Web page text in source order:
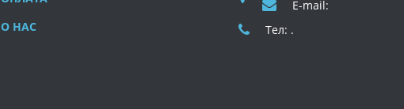
О НАС
E-mail:
Тел: .